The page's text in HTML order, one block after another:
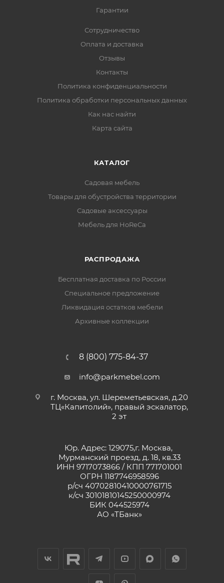
Гарантии
Сотрудничество
Оплата и доставка
Отзывы
Контакты
Политика конфиденциальности
Политика обработки персональных данных
Как нас найти
Карта сайта
КАТАЛОГ
Садовая мебель
Товары для обустройства территории
Садовые аксессуары
Мебель для HoReCa
РАСПРОДАЖА
Бесплатная доставка по России
Специальное предложение
Ликвидация остатков мебели
Архивные коллекции
8 (800) 775-84-37
info@parkmebel.com
г. Москва, ул. Шереметьевская, д.20
ТЦ«Капитолий», правый эскалатор,
2 эт
Юр. Адрес: 129075,г. Москва,
Мурманский проезд, д. 18, кв.33
ИНН 9717073866 / КПП 771701001
ОГРН 1187746958596
р/сч 40702810410000761715
к/сч 30101810145250000974
БИК 044525974
АО «ТБанк»